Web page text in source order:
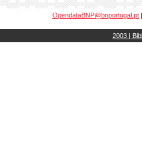
OpendataBNP@bnportugal.pt
2003 |